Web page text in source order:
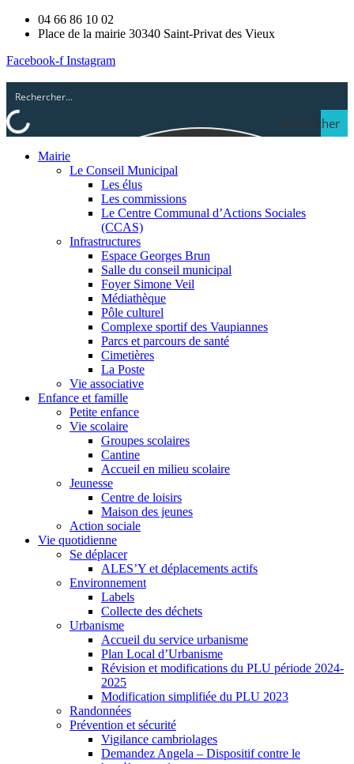
04 66 86 10 02
Place de la mairie 30340 Saint-Privat des Vieux
Facebook-f Instagram
Rechercher
Mairie
Le Conseil Municipal
Les élus
Les commissions
Le Centre Communal d’Actions Sociales
(CCAS)
Infrastructures
Espace Georges Brun
Salle du conseil municipal
Foyer Simone Veil
Médiathèque
Pôle culturel
Complexe sportif des Vaupiannes
Parcs et parcours de santé
Cimetières
La Poste
Vie associative
Enfance et famille
Petite enfance
Vie scolaire
Groupes scolaires
Cantine
Accueil en milieu scolaire
Jeunesse
Centre de loisirs
Maison des jeunes
Action sociale
Vie quotidienne
Se déplacer
ALES’Y et déplacements actifs
Environnement
Labels
Collecte des déchets
Urbanisme
Accueil du service urbanisme
Plan Local d’Urbanisme
Révision et modifications du PLU période 2024-
2025
Modification simplifiée du PLU 2023
Randonnées
Prévention et sécurité
Vigilance cambriolages
Demandez Angela – Dispositif contre le